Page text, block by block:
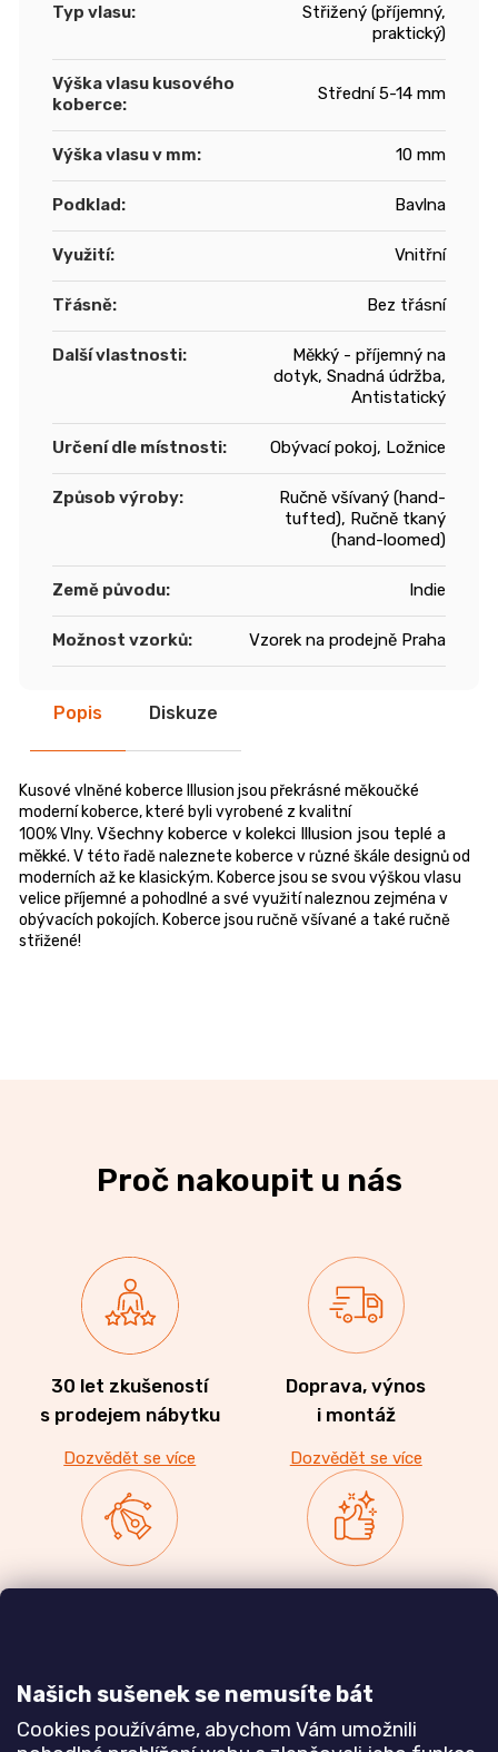
Našich sušenek se nemusíte bát
Cookies používáme, abychom Vám umožnili
Typ vlasu:
Střižený (příjemný,
praktický)
Výška vlasu kusového
koberce:
Střední 5-14 mm
Výška vlasu v mm: 10 mm
Podklad: Bavlna
Využití: Vnitřní
Třásně: Bez třásní
Další vlastnosti:
Měkký - příjemný na
dotyk, Snadná údržba,
Antistatický
Určení dle místnosti: Obývací pokoj, Ložnice
Způsob výroby:
Ručně všívaný (hand-
tufted), Ručně tkaný
(hand-loomed)
Země původu: Indie
Možnost vzorků: Vzorek na prodejně Praha
Popis Diskuze
Kusové vlněné koberce Illusion jsou překrásné měkoučké
moderní koberce, které byli vyrobené z kvalitní
100% Vlny. Všechny koberce v kolekci Illusion jsou teplé a
měkké. V této řadě naleznete koberce v různé škále designů od
moderních až ke klasickým. Koberce jsou se svou výškou vlasu
velice příjemné a pohodlné a své využití naleznou zejména v
obývacích pokojích. Koberce jsou ručně všívané a také ručně
střižené!
Proč nakoupit u nás
30 let zkušeností
s prodejem nábytku
Dozvědět se více
Doprava, výnos
i montáž
Dozvědět se více
Dozvědět se více Dozvědět se více